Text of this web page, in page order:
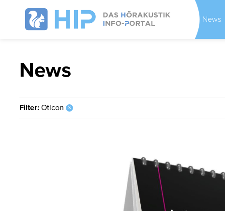
News
News
Filter: Oticon ×